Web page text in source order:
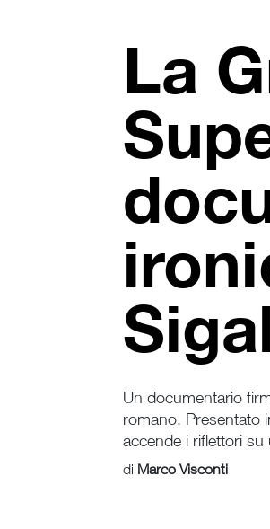
La
Un documentario
romano. Presentato
accende i riflettori su
di Marco Visconti